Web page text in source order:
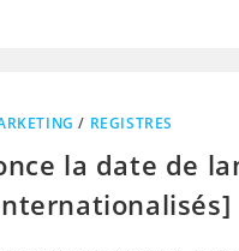
/ REGISTRES
la date de